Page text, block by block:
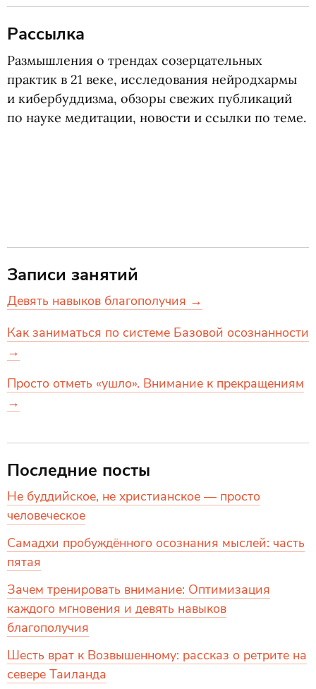
Рассылка
Размышления о трендах созерцательных
практик в 21 веке, исследования нейродхармы
и кибербуддизма, обзоры свежих публикаций
по науке медитации, новости и ссылки по теме.
Записи занятий
Девять навыков благополучия →
Как заниматься по системе Базовой осознанности
→
Просто отметь «ушло». Внимание к прекращениям
→
Последние посты
Не буддийское, не христианское — просто
человеческое
Самадхи пробуждённого осознания мыслей: часть
пятая
Зачем тренировать внимание: Оптимизация
каждого мгновения и девять навыков
благополучия
Шесть врат к Возвышенному: рассказ о ретрите на
севере Таиланда